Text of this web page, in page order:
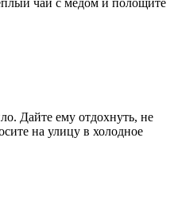
чай с медом и полощите
Дайте ему отдохнуть, не
на улицу в холодное